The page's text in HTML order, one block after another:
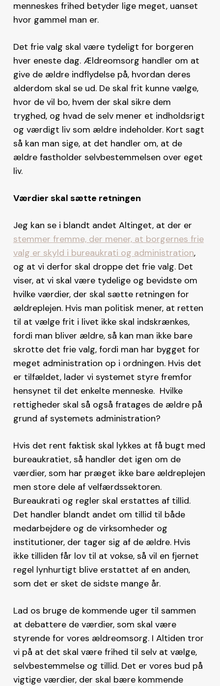
menneskes frihed betyder lige meget, uanset
hvor gammel man er.
Det frie valg skal være tydeligt for borgeren
hver eneste dag. Ældreomsorg handler om at
give de ældre indflydelse på, hvordan deres
alderdom skal se ud. De skal frit kunne vælge,
hvor de vil bo, hvem der skal sikre dem
tryghed, og hvad de selv mener et indholdsrigt
og værdigt liv som ældre indeholder. Kort sagt
så kan man sige, at det handler om, at de
ældre fastholder selvbestemmelsen over eget
liv.
Værdier skal sætte retningen
Jeg kan se i blandt andet Altinget, at der er
stemmer fremme, der mener, at borgernes frie
valg er skyld i bureaukrati og administration,
og at vi derfor skal droppe det frie valg. Det
viser, at vi skal være tydelige og bevidste om
hvilke værdier, der skal sætte retningen for
ældreplejen. Hvis man politisk mener, at retten
til at vælge frit i livet ikke skal indskrænkes,
fordi man bliver ældre, så kan man ikke bare
skrotte det frie valg, fordi man har bygget for
meget administration op i ordningen. Hvis det
er tilfældet, lader vi systemet styre fremfor
hensynet til det enkelte menneske. Hvilke
rettigheder skal så også fratages de ældre på
grund af systemets administration?
Hvis det rent faktisk skal lykkes at få bugt med
bureaukratiet, så handler det igen om de
værdier, som har præget ikke bare ældreplejen
men store dele af velfærdssektoren.
Bureaukrati og regler skal erstattes af tillid.
Det handler blandt andet om tillid til både
medarbejdere og de virksomheder og
institutioner, der tager sig af de ældre. Hvis
ikke tilliden får lov til at vokse, så vil en fjernet
regel lynhurtigt blive erstattet af en anden,
som det er sket de sidste mange år.
Lad os bruge de kommende uger til sammen
at debattere de værdier, som skal være
styrende for vores ældreomsorg. I Altiden tror
vi på at det skal være frihed til selv at vælge,
selvbestemmelse og tillid. Det er vores bud på
vigtige værdier, der skal bære kommende